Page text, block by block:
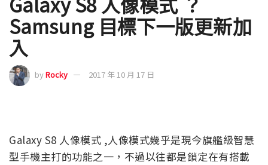
Samsung 目標下一版更新加
入
byRocky 2017 年 10 月 17 日
Galaxy S8 人像模式 ,人像模式幾乎是現今旗艦級智慧
型手機主打的功能之一，不過以往都是鎖定在有搭載